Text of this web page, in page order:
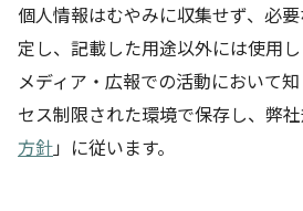
個人情報はむやみに収集せず、必
定し、記載した用途以外には使用
メディア・広報での活動において
セス制限された環境で保存し、弊
方針」に従います。